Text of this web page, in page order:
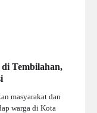
Tembilahan,
masyarakat dan
warga di Kota